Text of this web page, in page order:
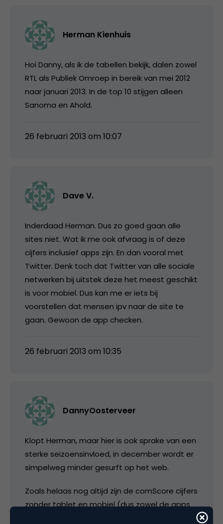
Herman Kienhuis
Hoi Danny, als ik de tabellen bekijk, dalen zowel
RTL als Publiek Omroep in bereik van mei 2012
naar januari 2013. In de top 10 stijgen alleen
Sanoma en Ahold.
26 februari 2013 om 10:07
Dave V.
Inderdaad Herman. Dus zo goed gaan alle
sites niet. Wat ik me ook afvraag is of deze
cijfers inclusief apps zijn. En dan vooral met
Twitter. Denk toch dat Twitter van alle sociale
netwerken bij uitstek deze het meest geschikt
is voor mobiel. Dus kan me er iets bij
voorstellen dat mensen ipv naar de site te
gaan. Gewoon de app checken.
26 februari 2013 om 10:35
DannyOosterveer
Klopt Herman, maar hier is ook sprake van een
sterke seizoensinvloed, in december wordt er
simpelweg minder gesurft op het web.
Zoals helaas nog altijd zijn de comScore cijfers
zonder tablet en mobiel (dus zowel de apps